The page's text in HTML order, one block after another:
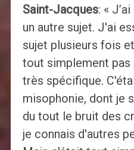
Saint-Jacques: «
un autre sujet. J'ai
sujet plusieurs fois
tout simplement
très spécifique.
misophonie, dont je
du tout le bruit des
je connais d'autres